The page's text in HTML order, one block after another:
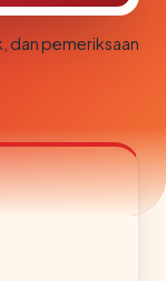
dan pemeriksaan